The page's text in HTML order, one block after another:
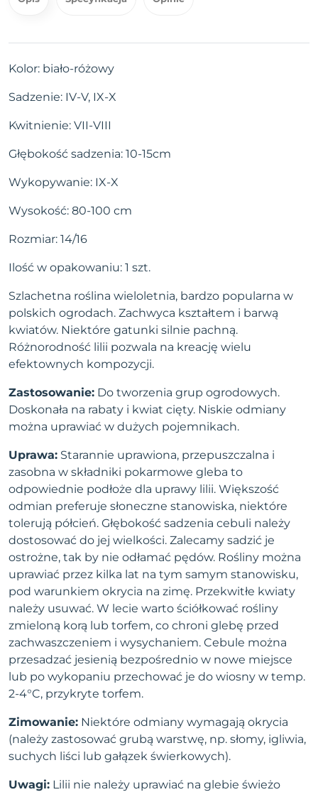
Kolor: biało-różowy
Sadzenie: IV-V, IX-X
Kwitnienie: VII-VIII
Głębokość sadzenia: 10-15cm
Wykopywanie: IX-X
Wysokość: 80-100 cm
Rozmiar: 14/16
Ilość w opakowaniu: 1 szt.
Szlachetna roślina wieloletnia, bardzo popularna w
polskich ogrodach. Zachwyca kształtem i barwą
kwiatów. Niektóre gatunki silnie pachną.
Różnorodność lilii pozwala na kreację wielu
efektownych kompozycji.
Zastosowanie: Do tworzenia grup ogrodowych.
Doskonała na rabaty i kwiat cięty. Niskie odmiany
można uprawiać w dużych pojemnikach.
Uprawa: Starannie uprawiona, przepuszczalna i
zasobna w składniki pokarmowe gleba to
odpowiednie podłoże dla uprawy lilii. Większość
odmian preferuje słoneczne stanowiska, niektóre
tolerują półcień. Głębokość sadzenia cebuli należy
dostosować do jej wielkości. Zalecamy sadzić je
ostrożne, tak by nie odłamać pędów. Rośliny można
uprawiać przez kilka lat na tym samym stanowisku,
pod warunkiem okrycia na zimę. Przekwitłe kwiaty
należy usuwać. W lecie warto ściółkować rośliny
zmieloną korą lub torfem, co chroni glebę przed
zachwaszczeniem i wysychaniem. Cebule można
przesadzać jesienią bezpośrednio w nowe miejsce
lub po wykopaniu przechować je do wiosny w temp.
2-4°C, przykryte torfem.
Zimowanie: Niektóre odmiany wymagają okrycia
(należy zastosować grubą warstwę, np. słomy, igliwia,
suchych liści lub gałązek świerkowych).
Uwagi: Lilii nie należy uprawiać na glebie świeżo